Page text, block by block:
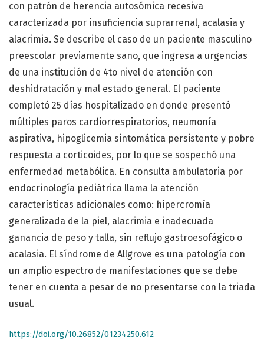
con patrón de herencia autosómica recesiva
caracterizada por insuficiencia suprarrenal, acalasia y
alacrimia. Se describe el caso de un paciente masculino
preescolar previamente sano, que ingresa a urgencias
de una institución de 4to nivel de atención con
deshidratación y mal estado general. El paciente
completó 25 días hospitalizado en donde presentó
múltiples paros cardiorrespiratorios, neumonía
aspirativa, hipoglicemia sintomática persistente y pobre
respuesta a corticoides, por lo que se sospechó una
enfermedad metabólica. En consulta ambulatoria por
endocrinología pediátrica llama la atención
características adicionales como: hipercromía
generalizada de la piel, alacrimia e inadecuada
ganancia de peso y talla, sin reflujo gastroesofágico o
acalasia. El síndrome de Allgrove es una patología con
un amplio espectro de manifestaciones que se debe
tener en cuenta a pesar de no presentarse con la triada
usual.
https://doi.org/10.26852/01234250.612